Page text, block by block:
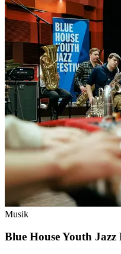
Musik
Blue House Youth